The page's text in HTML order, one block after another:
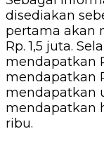
disediakan
pertama akan
Rp. 1,5 juta.
mendapatkan
mendapatkan
mendapatkan
mendapatkan
ribu.